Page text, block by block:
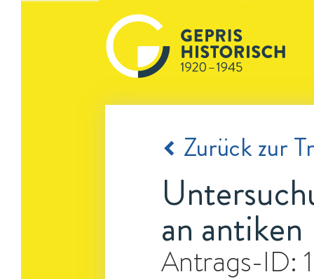
Zurück zur
an
Antrags-ID: